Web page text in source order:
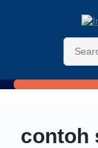
contoh